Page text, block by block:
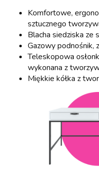
Komfortowe,
sztucznego
Blacha siedziska ze
Gazowy podnośnik,
Teleskopowa
wykonana z
Miękkie kółka z